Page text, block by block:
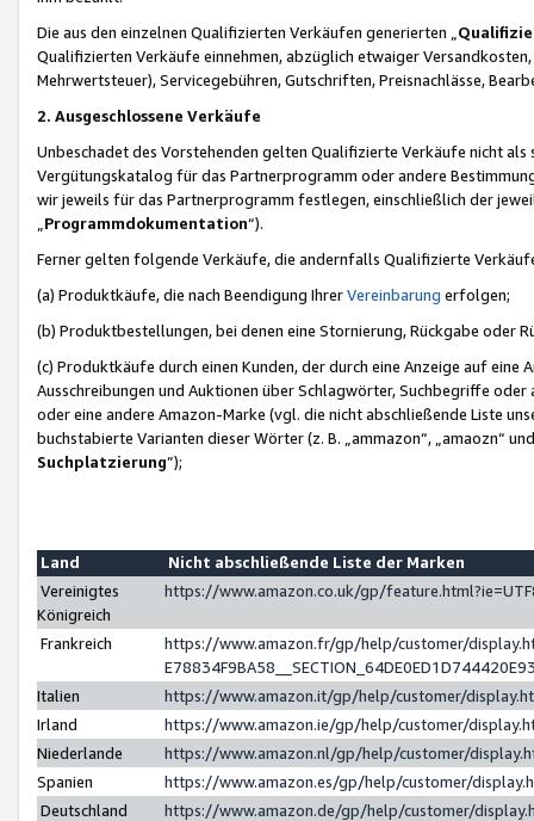
Die aus den einzelnen Qualifizierten Verkäufen generierten „
Qualifizierten Verkäufe einnehmen, abzüglich etwaiger
Mehrwertsteuer), Servicegebühren, Gutschriften, Preisnachlässe,
2. Ausgeschlossene Verkäufe
Unbeschadet des Vorstehenden gelten Qualifizierte Verkäufe nicht
Vergütungskatalog für das Partnerprogramm oder andere
wir jeweils für das Partnerprogramm festlegen, einschließlich der
Programmdokumentation“).
Ferner gelten folgende Verkäufe, die andernfalls Qualifizierte
(a) Produktkäufe, die nach Beendigung IhrerVereinbarung erfolgen;
(b) Produktbestellungen, bei denen eine Stornierung, Rückgabe oder
(c) Produktkäufe durch einen Kunden, der durch eine Anzeige auf
Ausschreibungen und Auktionen über Schlagwörter, Suchbegriffe
oder eine andere Amazon-Marke (vgl. die nicht abschließende Liste
buchstabierte Varianten dieser Wörter (z. B. „ammazon“, „amaozn“
Suchplatzierung”);
Land
Nicht abschließende Liste der Marken
Vereinigtes
Königreich
https://www.amazon.co.uk/gp/
Frankreich
https://www.amazon.fr/gp/help/customer/
Italien
https://www.amazon.it/gp/help/customer/
Irland
https://www.amazon.ie/gp/help/customer/
Niederlande
https://www.amazon.nl/gp/help/customer/
Spanien
https://www.amazon.es/gp/help/customer/
Deutschland
https://www.amazon.de/gp/help/customer/